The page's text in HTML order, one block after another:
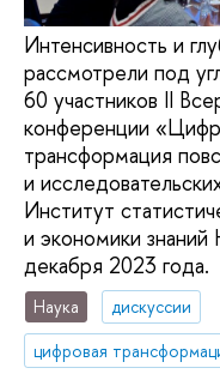
Интенсивность и
рассмотрели под
60 участников II
конференции
трансформация
и
Институт
и экономики
декабря 2023 года.
Наука
дискуссии
цифровая